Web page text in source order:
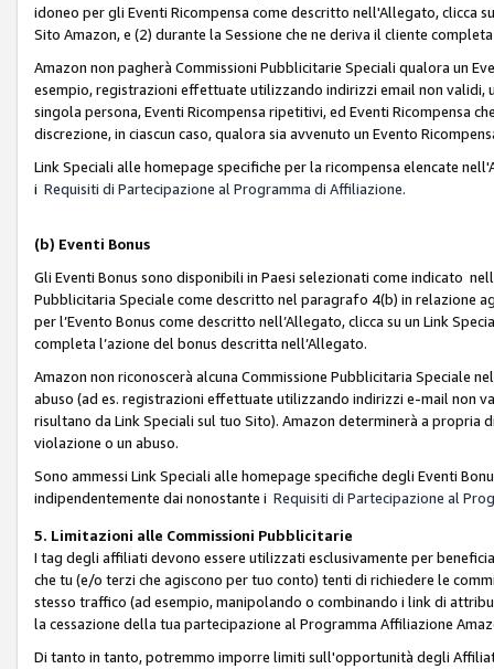
idoneo per gli Eventi Ricompensa come descritto nell'Allegato, clicca
Sito Amazon, e (2) durante la Sessione che ne deriva il cliente
Amazon non pagherà Commissioni Pubblicitarie Speciali qualora un
esempio, registrazioni effettuate utilizzando indirizzi email non
singola persona, Eventi Ricompensa ripetitivi, ed Eventi Ricompensa
discrezione, in ciascun caso, qualora sia avvenuto un Evento
Link Speciali alle homepage specifiche per la ricompensa elencate
i Requisiti di Partecipazione al Programma di Affiliazione.
(b) Eventi Bonus
Gli Eventi Bonus sono disponibili in Paesi selezionati come indicato
Pubblicitaria Speciale come descritto nel paragrafo 4(b) in relazione
per l’Evento Bonus come descritto nell’Allegato, clicca su un Link
completa l’azione del bonus descritta nell’Allegato.
Amazon non riconoscerà alcuna Commissione Pubblicitaria Speciale
abuso (ad es. registrazioni effettuate utilizzando indirizzi e-mail non
risultano da Link Speciali sul tuo Sito). Amazon determinerà a propria
violazione o un abuso.
Sono ammessi Link Speciali alle homepage specifiche degli Eventi
indipendentemente dai nonostante i Requisiti di Partecipazione al
5. Limitazioni alle Commissioni Pubblicitarie
I tag degli affiliati devono essere utilizzati esclusivamente per
che tu (e/o terzi che agiscono per tuo conto) tenti di richiedere le
stesso traffico (ad esempio, manipolando o combinando i link di
la cessazione della tua partecipazione al Programma Affiliazione
Di tanto in tanto, potremmo imporre limiti sull'opportunità degli